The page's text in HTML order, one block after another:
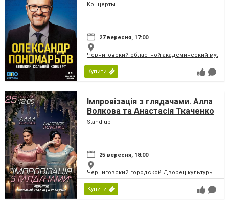
Концерты
27 вересня, 17:00
Черниговский областной академический
Купити
Імпровізація з глядачами. Алла
Волкова та Анастасія Ткаченко
Stand-up
25 вересня, 18:00
Черниговский городской Дворец культуры
Купити